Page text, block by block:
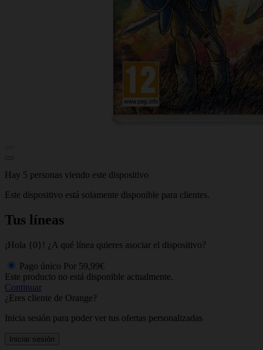
Hay 5 personas viendo este dispositivo
Este dispositivo está solamente disponible para clientes.
Tus líneas
¡Hola {0}! ¿A qué línea quieres asociar el dispositivo?
Pago único Por 59,99€
Este producto no está disponible actualmente.
Continuar
¿Eres cliente de Orange?
Inicia sesión para poder ver tus ofertas personalizadas
Iniciar sesión